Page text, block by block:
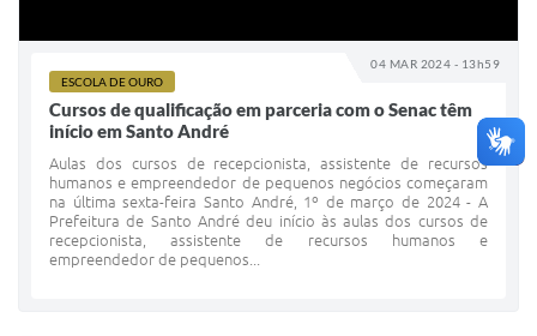
04 MAR 2024 - 13h59
ESCOLA DE OURO
Cursos de qualificação em parceria com o Senac têm
início em Santo André
Aulas dos cursos de recepcionista, assistente de recursos
humanos e empreendedor de pequenos negócios começaram
na última sexta-feira Santo André, 1º de março de 2024 - A
Prefeitura de Santo André deu início às aulas dos cursos de
recepcionista, assistente de recursos humanos e
empreendedor de pequenos...